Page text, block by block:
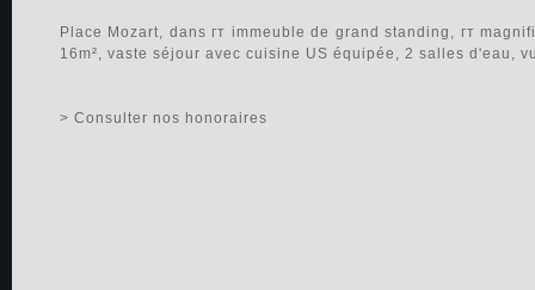
Place Mozart, dans гт immeuble de grand standing, гт
16m², vaste séjour avec cuisine US équipée, 2 salles d'eau,
> Consulter nos honoraires